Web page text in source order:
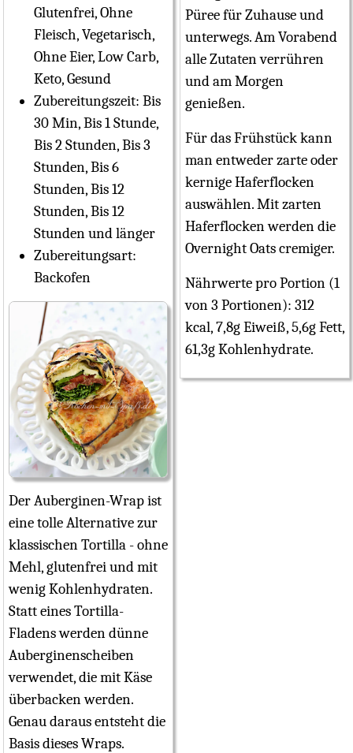
Glutenfrei, Ohne
Fleisch, Vegetarisch,
Ohne Eier, Low Carb,
Keto, Gesund
Zubereitungszeit: Bis
30 Min, Bis 1 Stunde,
Bis 2 Stunden, Bis 3
Stunden, Bis 6
Stunden, Bis 12
Stunden, Bis 12
Stunden und länger
Zubereitungsart:
Backofen
Der Auberginen-Wrap ist
eine tolle Alternative zur
klassischen Tortilla - ohne
Mehl, glutenfrei und mit
wenig Kohlenhydraten.
Statt eines Tortilla-
Fladens werden dünne
Auberginenscheiben
verwendet, die mit Käse
überbacken werden.
Genau daraus entsteht die
Basis dieses Wraps.
Püree für Zuhause und
unterwegs. Am Vorabend
alle Zutaten verrühren
und am Morgen
genießen.
Für das Frühstück kann
man entweder zarte oder
kernige Haferflocken
auswählen. Mit zarten
Haferflocken werden die
Overnight Oats cremiger.
Nährwerte pro Portion (1
von 3 Portionen): 312
kcal, 7,8g Eiweiß, 5,6g Fett,
61,3g Kohlenhydrate.